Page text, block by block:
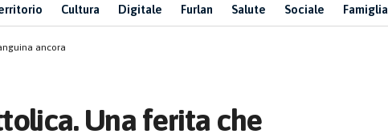
Cultura Digitale Furlan Salute Sociale Famiglia
ancora
Una ferita che